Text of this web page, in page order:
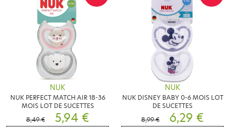
NUK
NUK PERFECT MATCH AIR 18-36
MOIS LOT DE SUCETTES
8,49 €
5,94 €
NUK
NUK DISNEY BABY 0-6 MOIS LOT
DE SUCETTES
8,99 €
6,29 €